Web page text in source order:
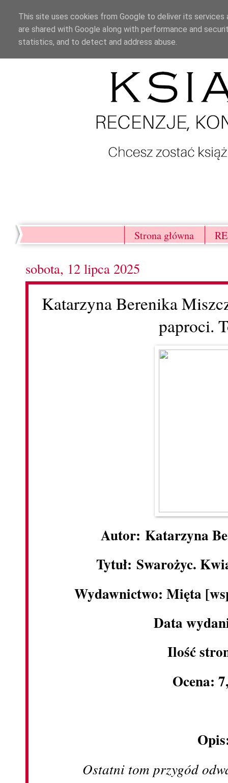
Strona główna
sobota, 12 lipca 2025
Katarzyna Berenika
paproci.
Autor: Katarzyna
Tytuł: Swarożyc.
Wydawnictwo: Mięta
Data
Ilość
Ocena:
Ostatni tom przygód
This site uses cookies from Google to deliver its
are shared with Google along with performance and
statistics, and to detect and address abuse.